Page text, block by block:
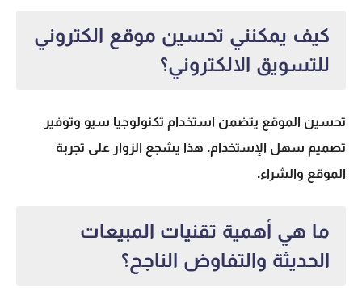
كيف يمكنني تحسين موقع الكتروني
للتسويق الالكتروني؟
تحسين الموقع يتضمن استخدام تكنولوجيا سيو وتوفير
تصميم سهل الإستخدام. هذا يشجع الزوار على تجربة
الموقع والشراء.
ما هي أهمية تقنيات المبيعات
الحديثة والتفاوض الناجح؟